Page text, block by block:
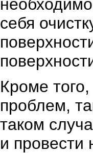
себя
Кроме
проблем,
таком
и